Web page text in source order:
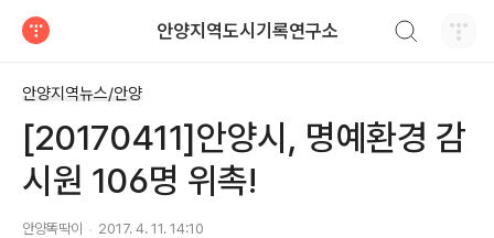
안양지역도시기록연구소
안양지역뉴스/안양
[20170411]안양시, 명예환경 감
시원 106명 위촉!
안양똑딱이 2017. 4. 11. 14:10